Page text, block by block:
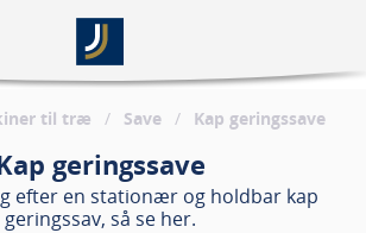
til træ / Save / Kap geringssave
geringssave
efter en stationær og holdbar kap
geringssav, så se her.